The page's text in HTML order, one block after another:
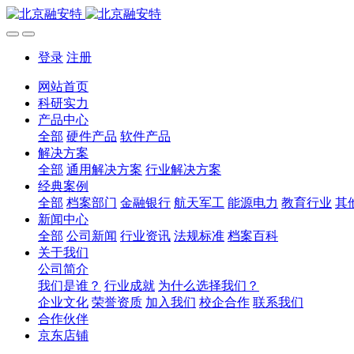
登录 注册
网站首页
科研实力
产品中心
全部 硬件产品 软件产品
解决方案
全部 通用解决方案 行业解决方案
经典案例
全部 档案部门 金融银行 航天军工 能源电力 教育行业 其
新闻中心
全部 公司新闻 行业资讯 法规标准 档案百科
关于我们
公司简介
我们是谁？ 行业成就 为什么选择我们？
企业文化 荣誉资质 加入我们 校企合作 联系我们
合作伙伴
京东店铺